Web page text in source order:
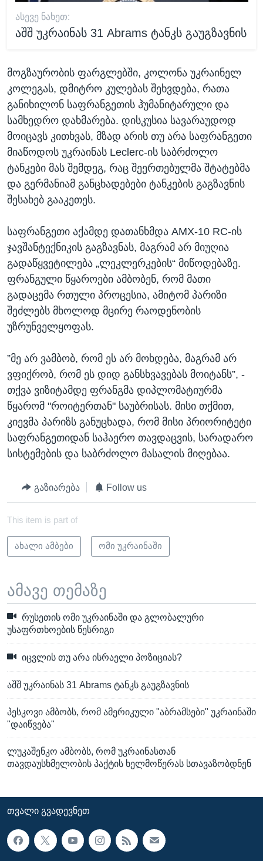
ᲐᲡᲔᲕᲔ ᲜᲐᲮᲔᲗ:
აშშ უკრაინას 31 Abrams ტანკს გაუგზავნის
მოგზაურობის ფარგლებში, კოლონა უკრაინელ
კოლეგას, დმიტრო კულებას შეხვდება, რათა
განიხილონ საფრანგეთის ჰუმანიტარული და
სამხედრო დახმარება. დისკუსია სავარაუდოდ
მოიცავს კითხვას, მზად არის თუ არა საფრანგეთი
მიაწოდოს უკრაინას Leclerc-ის საბრძოლო
ტანკები მას შემდეგ, რაც შეერთებულმა შტატებმა
და გერმანიამ განცხადებები ტანკების გაგზავნის
შესახებ გააკეთეს.
საფრანგეთი აქამდე დათანხმდა AMX-10 RC-ის
ჯავშანტექნიკის გაგზავნას, მაგრამ არ მიუღია
გადაწყვეტილება „ლეკლერკების“ მიწოდებაზე.
ფრანგული წყაროები ამბობენ, რომ მათი
გადაცემა რთული პროცესია, ამიტომ პარიზი
შეძლებს მხოლოდ მცირე რაოდენობის
უზრუნველყოფას.
”მე არ ვამბობ, რომ ეს არ მოხდება, მაგრამ არ
ვფიქრობ, რომ ეს დიდ განსხვავებას მოიტანს”, -
თქვა ვიზიტამდე ფრანგმა დიპლომატიურმა
წყარომ "როიტერთან" საუბრისას. მისი თქმით,
კიევმა პარიზს განუცხადა, რომ მისი პრიორიტეტი
საფრანგეთიდან საჰაერო თავდაცვის, სარადარო
სისტემების და საბრძოლო მასალის მიღებაა.
გაზიარება Follow us
This item is part of
ახალი ამბები ომი უკრაინაში
ამავე თემაზე
რუსეთის ომი უკრაინაში და გლობალური
უსაფრთხოების წესრიგი
იცვლის თუ არა ისრაელი პოზიციას?
აშშ უკრაინას 31 Abrams ტანკს გაუგზავნის
პესკოვი ამბობს, რომ ამერიკული "აბრამსები" უკრაინაში
"დაიწვება"
ლუკაშენკო ამბობს, რომ უკრაინასთან
თავდაუსხმელობის პაქტის ხელმოწერას სთავაზობდნენ
ᲗᲕᲐᲚᲘ ᲒᲕᲐᲓᲔᲕᲜᲔᲗ